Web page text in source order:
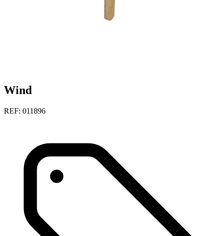
Wind
REF: 011896